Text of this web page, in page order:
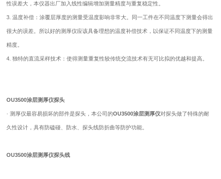
性误差大，本仪器出厂加入线性编辑增加测量精度与重复稳定性。
3. 温度补偿：涂覆层厚度的测量受温度影响非常大。同一工件在不同温度下测量会得出
很大的误差。所以好的测厚仪应该具备理想的温度补偿技术，以保证不同温度下的测量
精度。
4. 独特的直流采样技术：使得测量重复性较传统交流技术有无可比拟的优越和提高。
OU3500涂层测厚仪探头
· 测厚仪最容易损坏的部件是探头，本公司的OU3500涂层测厚仪对探头做了特殊的耐
久性设计，具有防磕碰、防水、探头线防折曲等防护功能。
OU3500涂层测厚仪探头线